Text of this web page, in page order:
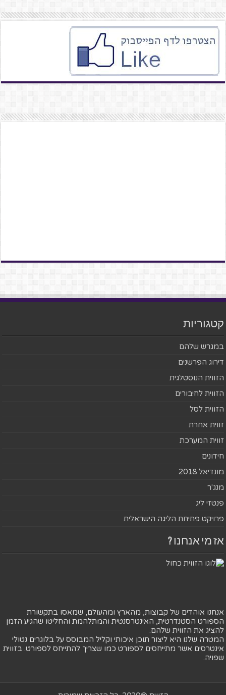
קטגוריות
במגרש שלהם
דירוג הפרשנים
הזווית הנוסטלגית
הזווית לחיבורים
הזווית לסל
זווית אחרת
זווית המערכת
חידונים
מונדיאל 2018
מנג'ר
פנטזי ליג
פרויקט פתיחת הליגה הישראלית
אז מי אנחנו ?
אנחנו אוהדים של קבוצות, מהארץ ומהעולם, שמאסו בתקשורת
הספורט הסטנדרטית, האינטרסנטית והמתלהמת והחליטו שהגיע הזמן
להציג את הזווית שלהם.
המטרה שלנו היא ליצור תוכן איכותי וקליל המבוסס על בלוגרים נטולי
אינטרסים אשר מתייחסים לספורט כמו שצריך להתייחס לספורט. בזווית
שפויה.